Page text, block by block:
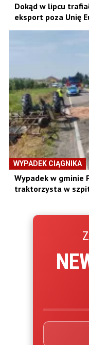
Dokąd w lipcu
eksport poza Unię
WYPADEK CIĄGNIKA
Wypadek w gminie
traktorzysta w